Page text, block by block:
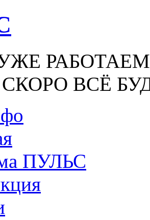
УЖЕ
ВСЁ
ПУЛЬС